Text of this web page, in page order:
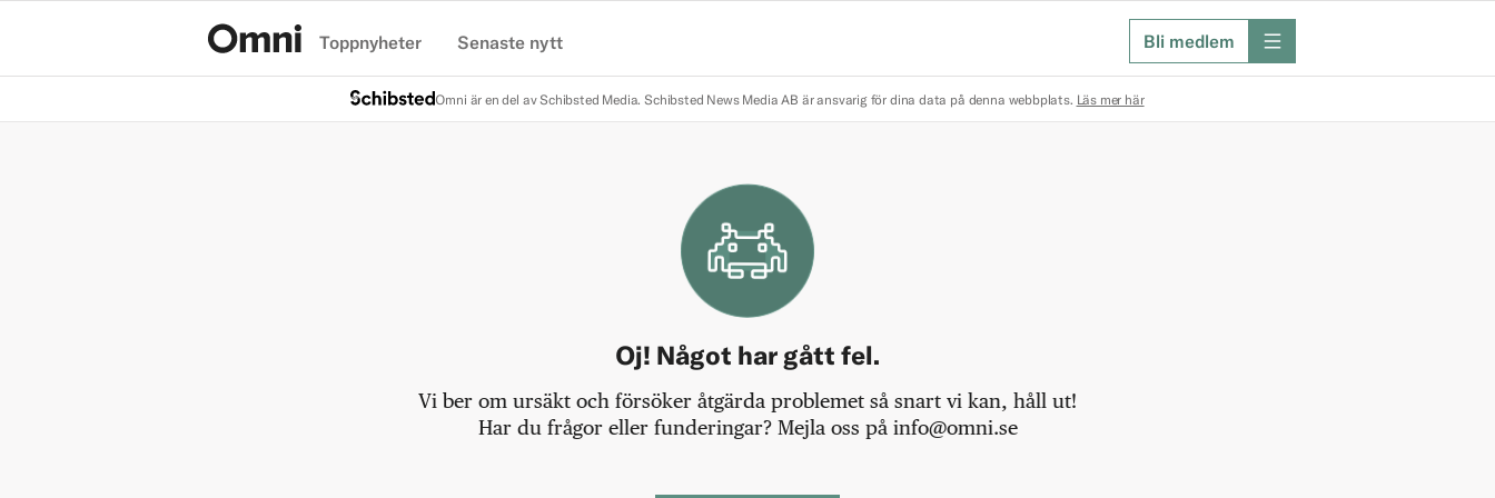
Toppnyheter Senaste nytt Bli medlem meny
Omni är en del av Schibsted Media. Schibsted News Media AB är ansvarig för dina data på denna webbplats. Läs mer här
Oj! Något har gått fel.
Vi ber om ursäkt och försöker åtgärda problemet så snart vi kan, håll ut!
Har du frågor eller funderingar? Mejla oss på info@omni.se